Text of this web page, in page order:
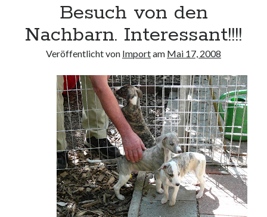
Besuch von den
Nachbarn. Interessant!!!!
Veröffentlicht von Importam Mai 17, 2008